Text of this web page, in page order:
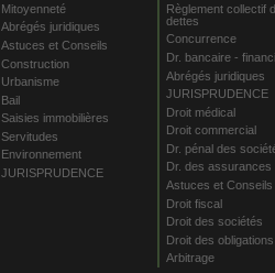
Mitoyenneté
Abrégés juridiques
Astuces et Conseils
Construction
Urbanisme
Bail
Saisies immobilières
Servitudes
Environnement
JURISPRUDENCE
Règlement collectif
dettes
Concurrence
Dr. bancaire -
Abrégés juridiques
JURISPRUDENCE
Droit médical
Droit commercial
Dr. pénal des
Dr. des assurances
Astuces et Conseils
Droit fiscal
Droit des sociétés
Droit des obligations
Arbitrage